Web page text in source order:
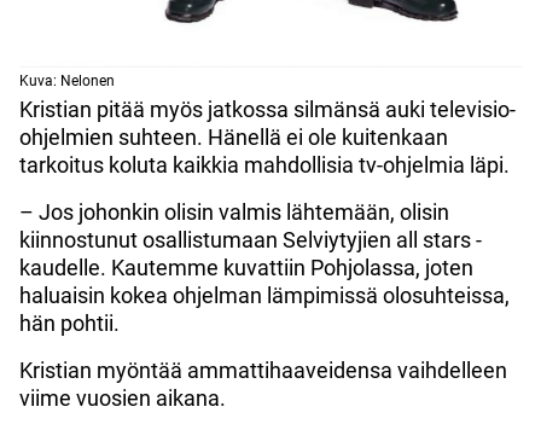
Kuva: Nelonen
Kristian pitää myös jatkossa silmänsä auki televisio-
ohjelmien suhteen. Hänellä ei ole kuitenkaan
tarkoitus koluta kaikkia mahdollisia tv-ohjelmia läpi.
– Jos johonkin olisin valmis lähtemään, olisin
kiinnostunut osallistumaan Selviytyjien all stars -
kaudelle. Kautemme kuvattiin Pohjolassa, joten
haluaisin kokea ohjelman lämpimissä olosuhteissa,
hän pohtii.
Kristian myöntää ammattihaaveidensa vaihdelleen
viime vuosien aikana.